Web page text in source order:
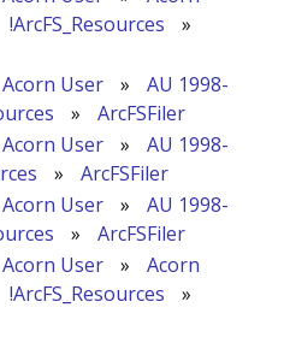
!ArcFS_Resources
»
Acorn User »
AU 1998-
»
ArcFSFiler
Acorn User »
AU 1998-
»
ArcFSFiler
Acorn User »
AU 1998-
»
ArcFSFiler
Acorn User »
Acorn
!ArcFS_Resources
»